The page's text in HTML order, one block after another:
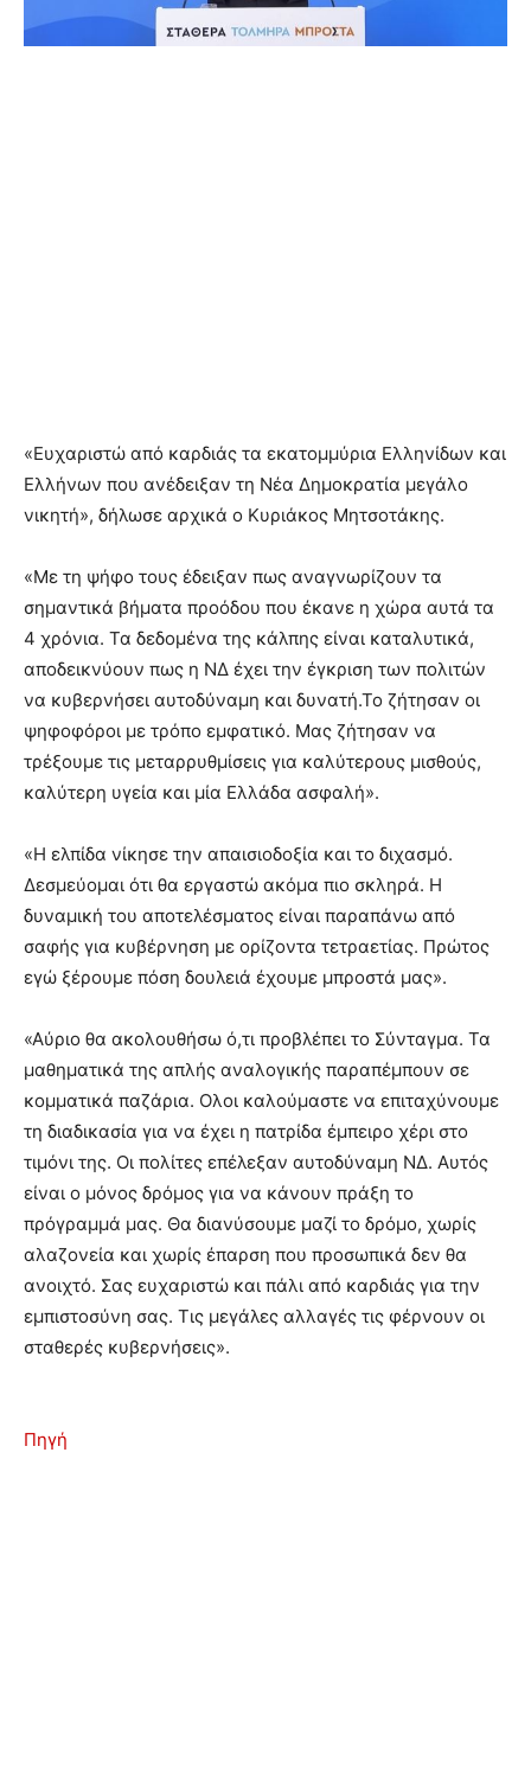
«Ευχαριστώ από καρδιάς τα εκατομμύρια Ελληνίδων και
Ελλήνων που ανέδειξαν τη Νέα Δημοκρατία μεγάλο
νικητή», δήλωσε αρχικά ο Κυριάκος Μητσοτάκης.
«Με τη ψήφο τους έδειξαν πως αναγνωρίζουν τα
σημαντικά βήματα προόδου που έκανε η χώρα αυτά τα
4 χρόνια. Τα δεδομένα της κάλπης είναι καταλυτικά,
αποδεικνύουν πως η ΝΔ έχει την έγκριση των πολιτών
να κυβερνήσει αυτοδύναμη και δυνατή.Το ζήτησαν οι
ψηφοφόροι με τρόπο εμφατικό. Μας ζήτησαν να
τρέξουμε τις μεταρρυθμίσεις για καλύτερους μισθούς,
καλύτερη υγεία και μία Ελλάδα ασφαλή».
«Η ελπίδα νίκησε την απαισιοδοξία και το διχασμό.
Δεσμεύομαι ότι θα εργαστώ ακόμα πιο σκληρά. Η
δυναμική του αποτελέσματος είναι παραπάνω από
σαφής για κυβέρνηση με ορίζοντα τετραετίας. Πρώτος
εγώ ξέρουμε πόση δουλειά έχουμε μπροστά μας».
«Αύριο θα ακολουθήσω ό,τι προβλέπει το Σύνταγμα. Τα
μαθηματικά της απλής αναλογικής παραπέμπουν σε
κομματικά παζάρια. Ολοι καλούμαστε να επιταχύνουμε
τη διαδικασία για να έχει η πατρίδα έμπειρο χέρι στο
τιμόνι της. Οι πολίτες επέλεξαν αυτοδύναμη ΝΔ. Αυτός
είναι ο μόνος δρόμος για να κάνουν πράξη το
πρόγραμμά μας. Θα διανύσουμε μαζί το δρόμο, χωρίς
αλαζονεία και χωρίς έπαρση που προσωπικά δεν θα
ανοιχτό. Σας ευχαριστώ και πάλι από καρδιάς για την
εμπιστοσύνη σας. Τις μεγάλες αλλαγές τις φέρνουν οι
σταθερές κυβερνήσεις».
Πηγή